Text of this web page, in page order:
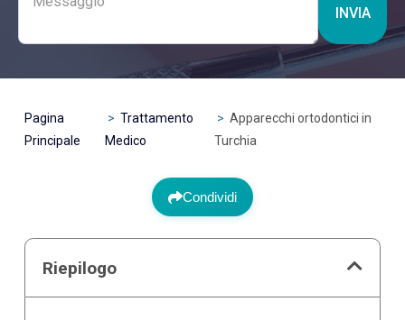
INVIA
Pagina
Principale
Trattamento
Medico
Apparecchi ortodontici in
Turchia
Condividi
Riepilogo